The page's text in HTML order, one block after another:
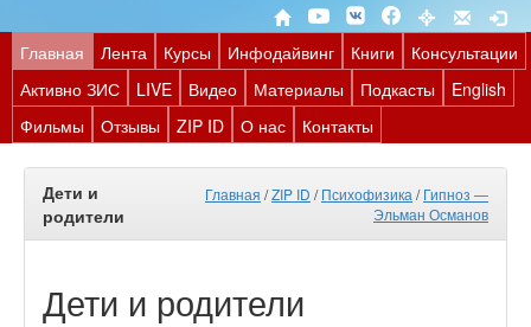
Главная Лента Курсы Инфодайвинг Книги
Консультации
Активно ЗИС
LIVE Видео Материалы Подкасты
English
Фильмы
Отзывы ZIP ID О нас Контакты
Дети и
родители
Главная /ZIP ID /Психофизика /Гипноз —
Эльман Османов
Дети и родители